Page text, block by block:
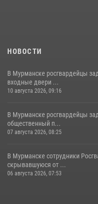
НОВОСТИ
В Мурманске росгвардейцы
входные двери ...
10 августа 2026, 09:16
В Мурманске росгвардейцы
общественный п...
07 августа 2026, 08:25
В Мурманске сотрудники
скрывавшуюся от ...
06 августа 2026, 07:53